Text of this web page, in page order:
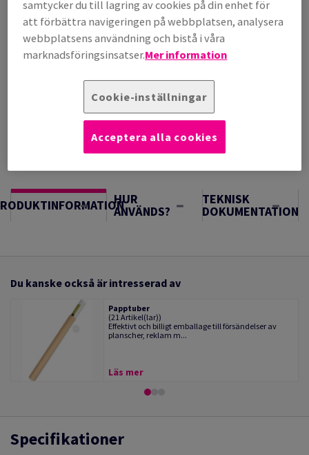
(220 kg )
I LAGER
Vägledning om enheter
HUR
ANVÄNDS?
TEKNISK
DOKUMENTATION
Du kanske också är intresserad av
Papptuber
(21 Artikel(lar))
Effektivt och billigt emballage till försändelser av
planscher, reklam m...
Läs mer
Specifikationer
samtycker du till lagring av cookies på din enhet för
att förbättra navigeringen på webbplatsen, analysera
webbplatsens användning och bistå i våra
marknadsföringsinsatser.Mer information
Cookie-inställningar
Acceptera alla cookies